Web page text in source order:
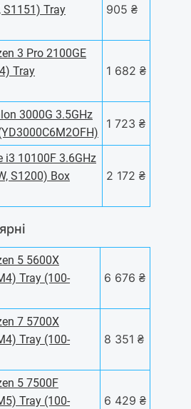
S1151) Tray
905 ₴
3 Pro 2100GE
Tray
1 682 ₴
3000G 3.5GHz
1 723 ₴
i3 10100F 3.6GHz
S1200) Box
2 172 ₴
5 5600X
Tray (100-
6 676 ₴
7 5700X
Tray (100-
8 351 ₴
5 7500F
Tray (100-
6 429 ₴